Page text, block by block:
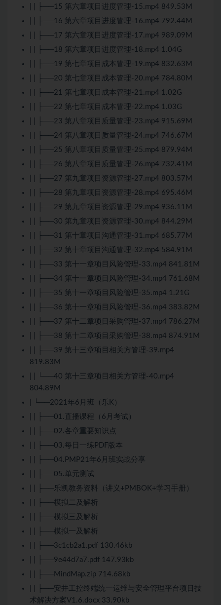
| | ├──15 第六章项目进度管理-15.mp4 849.53M
| | ├──16 第六章项目进度管理-16.mp4 792.44M
| | ├──17 第六章项目进度管理-17.mp4 989.09M
| | ├──18 第六章项目进度管理-18.mp4 1.04G
| | ├──19 第七章项目成本管理-19.mp4 832.63M
| | ├──20 第七章项目成本管理-20.mp4 784.80M
| | ├──21 第七章项目成本管理-21.mp4 1.02G
| | ├──22 第七章项目成本管理-22.mp4 1.03G
| | ├──23 第八章项目质量管理-23.mp4 915.69M
| | ├──24 第八章项目质量管理-24.mp4 746.67M
| | ├──25 第八章项目质量管理-25.mp4 879.94M
| | ├──26 第八章项目质量管理-26.mp4 732.41M
| | ├──27 第九章项目资源管理-27.mp4 803.57M
| | ├──28 第九章项目资源管理-28.mp4 695.46M
| | ├──29 第九章项目资源管理-29.mp4 936.11M
| | ├──30 第九章项目资源管理-30.mp4 844.29M
| | ├──31 第十章项目沟通管理-31.mp4 685.77M
| | ├──32 第十章项目沟通管理-32.mp4 584.91M
| | ├──33 第十一章项目风险管理-33.mp4 841.81M
| | ├──34 第十一章项目风险管理-34.mp4 761.68M
| | ├──35 第十一章项目风险管理-35.mp4 1.21G
| | ├──36 第十一章项目风险管理-36.mp4 383.82M
| | ├──37 第十二章项目采购管理-37.mp4 786.27M
| | ├──38 第十二章项目采购管理-38.mp4 874.91M
| | ├──39 第十三章项目相关方管理-39.mp4
819.83M
| | └──40 第十三章项目相关方管理-40.mp4
804.89M
| └──2021年6月班（乐K）
| | ├──01.直播课程（6月考试）
| | ├──02.各章重要知识点
| | ├──03.每日一练PDF版本
| | ├──04.PMP21年6月班实战分享
| | ├──05.单元测试
| | ├──乐凯教务资料（讲义+PMBOK+学习手册）
| | ├──模拟二及解析
| | ├──模拟三及解析
| | ├──模拟一及解析
| | ├──3c1cb2a1.pdf 130.46kb
| | ├──9e44d7a7.pdf 147.93kb
| | ├──MindMap.zip 714.68kb
| | ├──安井工控终端统一运维与安全管理平台项目技
术解决方案V1.6.docx 33.90kb